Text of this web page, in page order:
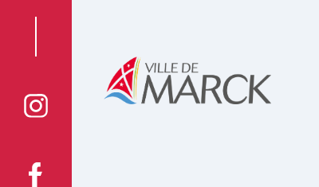
Voir la page Instagram de la ville de Marck